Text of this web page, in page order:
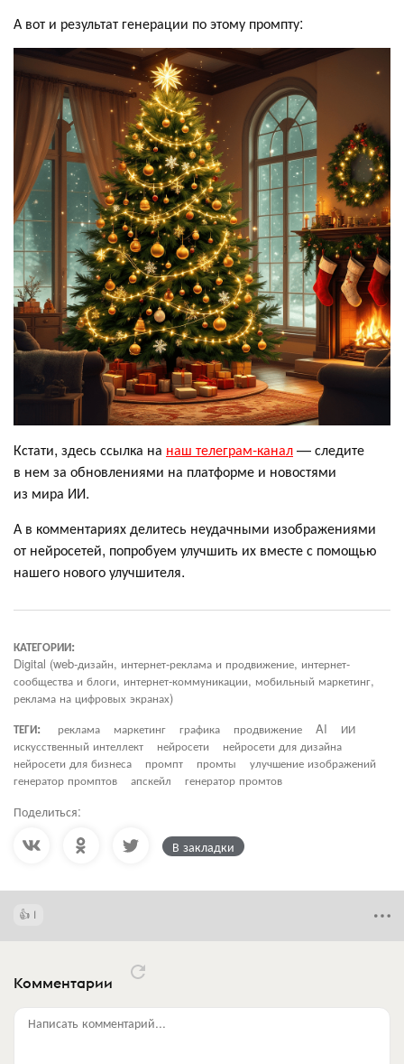
А вот и результат генерации по этому промпту:
Кстати, здесь ссылка на наш телеграм-канал— следите
в нем за обновлениями на платформе и новостями
из мира ИИ.
А в комментариях делитесь неудачными изображениями
от нейросетей, попробуем улучшить их вместе с помощью
нашего нового улучшителя.
КАТЕГОРИИ:
Digital (web-дизайн, интернет-реклама и продвижение, интернет-
сообщества и блоги, интернет-коммуникации, мобильный маркетинг,
реклама на цифровых экранах)
ТЕГИ:
реклама маркетинг графика продвижение AI
ИИ
искусственный интеллект
нейросети
нейросети для дизайна
нейросети для бизнеса
промпт промты
улучшение изображений
генератор промптов
апскейл генератор промтов
Поделиться:
В закладки
1
Комментарии
Написать комментарий...